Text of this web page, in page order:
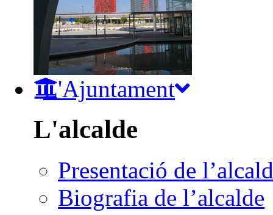
L'Ajuntament
L'alcalde
Presentació de
Biografia de l’alcalde